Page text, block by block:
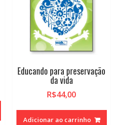
Educando para preservação
da vida
R$44,00
Adicionar ao carrinho